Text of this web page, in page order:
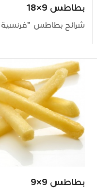
بطاطس 9×18
شرائح بطاطس "فرنسية"
بطاطس 9×9